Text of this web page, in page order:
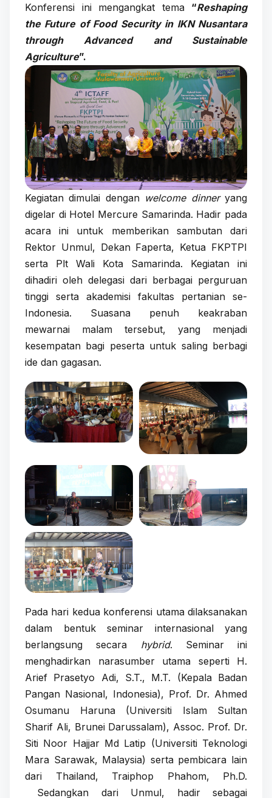
Konferensi ini mengangkat tema “Reshaping
the Future of Food Security in IKN Nusantara
through Advanced and Sustainable
Agriculture”.
Kegiatan dimulai dengan welcome dinneryang
digelar di Hotel Mercure Samarinda. Hadir pada
acara ini untuk memberikan sambutan dari
Rektor Unmul, Dekan Faperta, Ketua FKPTPI
serta Plt Wali Kota Samarinda. Kegiatan ini
dihadiri oleh delegasi dari berbagai perguruan
tinggi serta akademisi fakultas pertanian se-
Indonesia. Suasana penuh keakraban
mewarnai malam tersebut, yang menjadi
kesempatan bagi peserta untuk saling berbagi
ide dan gagasan.
Pada hari kedua konferensi utama dilaksanakan
dalam bentuk seminar internasional yang
berlangsung secara hybrid. Seminar ini
menghadirkan narasumber utama seperti H.
Arief Prasetyo Adi, S.T., M.T. (Kepala Badan
Pangan Nasional, Indonesia), Prof. Dr. Ahmed
Osumanu Haruna (Universiti Islam Sultan
Sharif Ali, Brunei Darussalam), Assoc. Prof. Dr.
Siti Noor Hajjar Md Latip (Universiti Teknologi
Mara Sarawak, Malaysia) serta pembicara lain
dari Thailand, Traiphop Phahom, Ph.D.
Sedangkan dari Unmul, hadir sebagai